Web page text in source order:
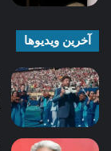
آخرین ویدیوها